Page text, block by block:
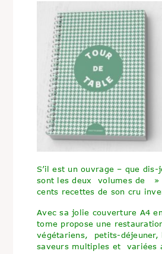
S’il est un ouvrage – que
sont les deux volumes de »
cents recettes de son cru
Avec sa jolie couverture A4
tome propose une
végétariens, petits-déjeuner,
saveurs multiples et variées